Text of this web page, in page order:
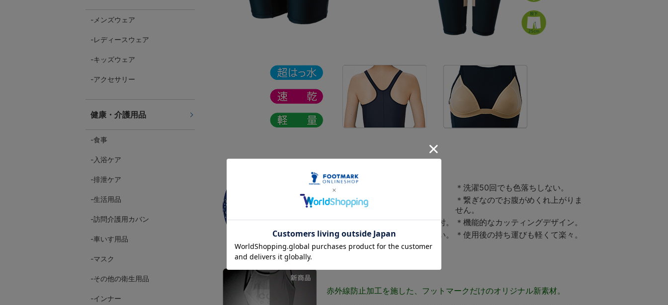
＊はっ水効果は3年以上持続。
＊洗濯50回でも色落ちしない。
＊通常水着より速く乾きます。
＊繋ぎなのでお腹がめくれ上がりま
せん。
＊安定感のある縫い付けパット付。
＊機能的なカッティングデザイン。
＊生地が柔らかくて着脱しやすい。
＊使用後の持ち運びも軽くて楽々。
＊着用者の90％以上が軽さを実
赤外線防止加工を施した、フットマークだけのオリジナル新素材。
メンズウェア
レディースウェア
キッズウェア
アクセサリー
健康・介護用品
食事
入浴ケア
排泄ケア
生活用品
訪問介護用カバン
車いす用品
マスク
その他の衛生用品
インナー